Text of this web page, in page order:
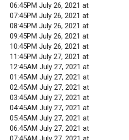
06:45PM July 26, 2021 at
07:45PM July 26, 2021 at
08:45PM July 26, 2021 at
09:45PM July 26, 2021 at
10:45PM July 26, 2021 at
11:45PM July 27, 2021 at
12:45AM July 27, 2021 at
01:45AM July 27, 2021 at
02:45AM July 27, 2021 at
03:45AM July 27, 2021 at
04:45AM July 27, 2021 at
05:45AM July 27, 2021 at
06:45AM July 27, 2021 at